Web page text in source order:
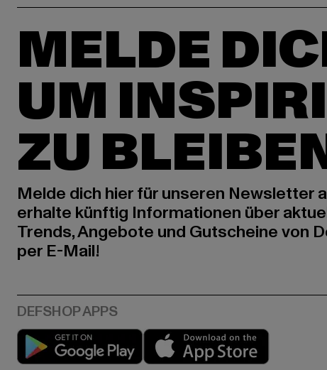
MELDE
UM
ZU
Melde dich hier für unseren Newsletter
erhalte künftig Informationen über
Trends, Angebote und Gutscheine von
per E-Mail!
Play market